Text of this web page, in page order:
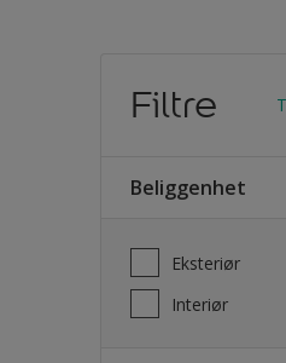
Filtre
Beliggenhet
Eksteriør
Interiør